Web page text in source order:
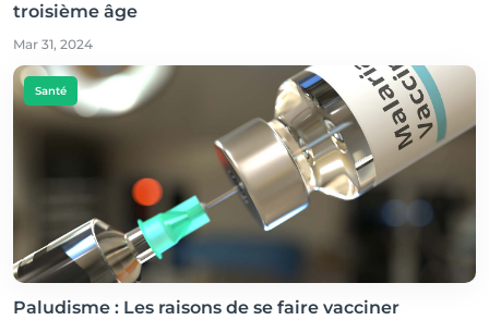
troisième âge
Mar 31, 2024
Santé
Paludisme : Les raisons de se faire vacciner